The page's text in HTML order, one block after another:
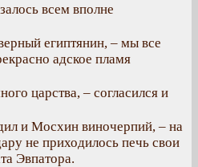
всем вполне
египтянин, – мы все
адское пламя
царства, – согласился и
и Мосхин виночерпий, – на
не приходилось печь свои
Эвпатора.